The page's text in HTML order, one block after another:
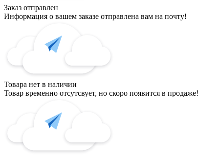
Заказ отправлен
Информация о вашем заказе отправлена вам на почту!
Товара нет в наличии
Товар временно отсутсвует, но скоро появится в продаже!